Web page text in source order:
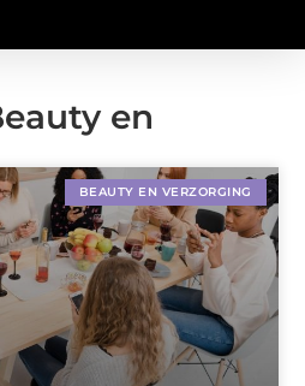
en
BEAUTY EN VERZORGING